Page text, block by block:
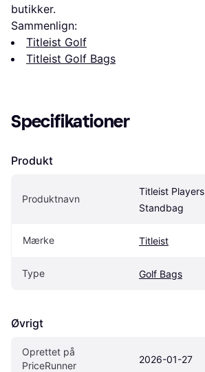
butikker.
Sammenlign:
Titleist Golf
Titleist Golf Bags
Specifikationer
Produkt
Produktnavn
Titleist
Standbag
Mærke Titleist
Type Golf Bags
Øvrigt
Oprettet på
PriceRunner
2026-01-27